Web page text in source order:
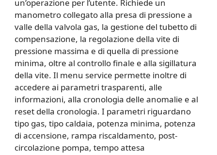
un’operazione per l’utente. Richiede un
manometro collegato alla presa di pressione a
valle della valvola gas, la gestione del tubetto di
compensazione, la regolazione della vite di
pressione massima e di quella di pressione
minima, oltre al controllo finale e alla sigillatura
della vite. Il menu service permette inoltre di
accedere ai parametri trasparenti, alle
informazioni, alla cronologia delle anomalie e al
reset della cronologia. I parametri riguardano
tipo gas, tipo caldaia, potenza minima, potenza
di accensione, rampa riscaldamento, post-
circolazione pompa, tempo attesa